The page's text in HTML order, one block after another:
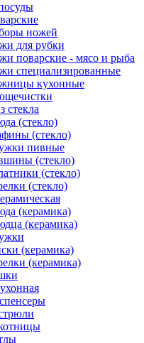
ножей
для рубки
поварские - мясо и рыба
специализированные
кухонные
стекла
(стекло)
(стекло)
пивные
(стекло)
(стекло)
(стекло)
(керамика)
(керамика)
(керамика)
(керамика)